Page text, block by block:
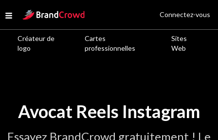
Open menu
Site Logo
Créateur de
logo
Cartes
professionnelles
Sites
Web
Connectez-vous
Avocat Reels Instagram
Essayez BrandCrowd gratuitement ! Le